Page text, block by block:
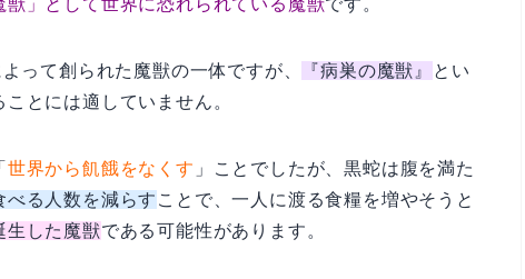
獣」として世界に恐れられている魔獣です。
って創られた魔獣の一体ですが、 『病巣の魔獣』
とい
とには適していません。
世界から飢餓をなくす 」ことでしたが、黒蛇は腹を満た
べる人数を減らす ことで、一人に渡る食糧を増やそうと
生した魔獣である可能性があります。